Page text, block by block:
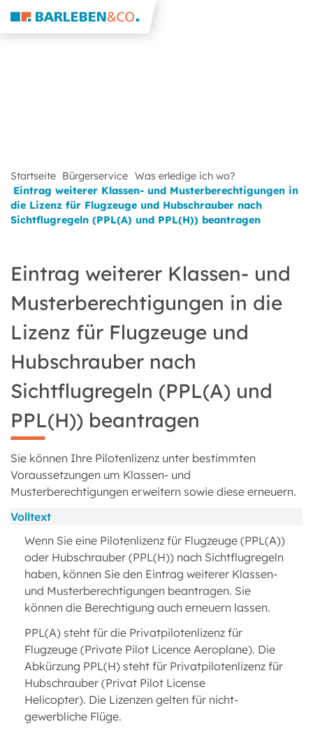
Startseite Bürgerservice Was erledige ich wo?
Eintrag weiterer Klassen- und Musterberechtigungen in
die Lizenz für Flugzeuge und Hubschrauber nach
Sichtflugregeln (PPL(A) und PPL(H)) beantragen
Eintrag weiterer Klassen- und
Musterberechtigungen in die
Lizenz für Flugzeuge und
Hubschrauber nach
Sichtflugregeln (PPL(A) und
PPL(H)) beantragen
Sie können Ihre Pilotenlizenz unter bestimmten
Voraussetzungen um Klassen- und
Musterberechtigungen erweitern sowie diese erneuern.
Volltext
Wenn Sie eine Pilotenlizenz für Flugzeuge (PPL(A))
oder Hubschrauber (PPL(H)) nach Sichtflugregeln
haben, können Sie den Eintrag weiterer Klassen-
und Musterberechtigungen beantragen. Sie
können die Berechtigung auch erneuern lassen.
PPL(A) steht für die Privatpilotenlizenz für
Flugzeuge (Private Pilot Licence Aeroplane). Die
Abkürzung PPL(H) steht für Privatpilotenlizenz für
Hubschrauber (Privat Pilot License
Helicopter). Die Lizenzen gelten für nicht-
gewerbliche Flüge.